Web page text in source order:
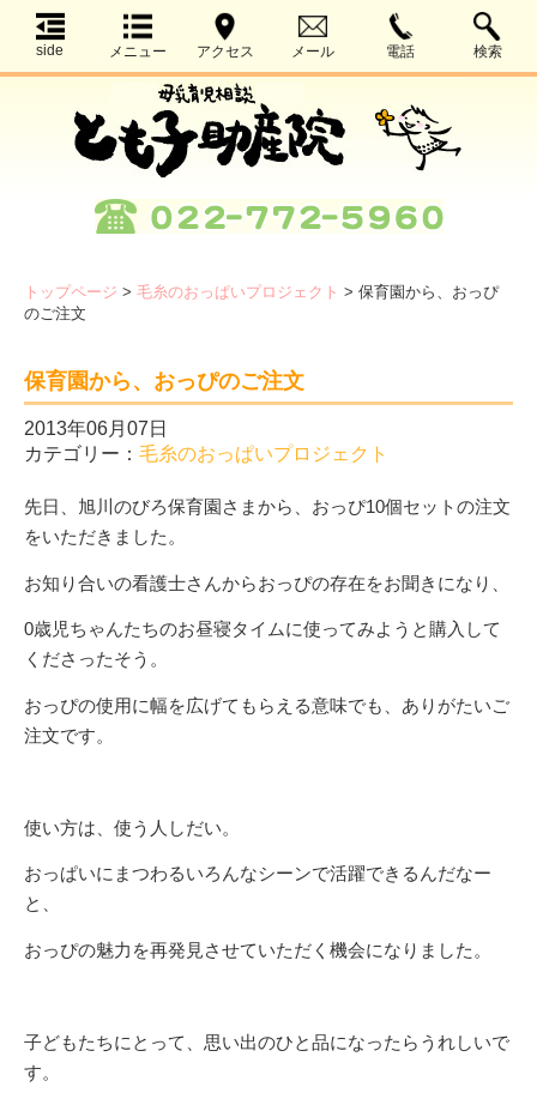
side メニュー アクセス メール 電話 検索
トップページ > 毛糸のおっぱいプロジェクト > 保育園から、おっぴ
のご注文
保育園から、おっぴのご注文
2013年06月07日
カテゴリー： 毛糸のおっぱいプロジェクト
先日、旭川のびろ保育園さまから、おっぴ10個セットの注文
をいただきました。
お知り合いの看護士さんからおっぴの存在をお聞きになり、
0歳児ちゃんたちのお昼寝タイムに使ってみようと購入して
くださったそう。
おっぴの使用に幅を広げてもらえる意味でも、ありがたいご
注文です。
使い方は、使う人しだい。
おっぱいにまつわるいろんなシーンで活躍できるんだなー
と、
おっぴの魅力を再発見させていただく機会になりました。
子どもたちにとって、思い出のひと品になったらうれしいで
す。